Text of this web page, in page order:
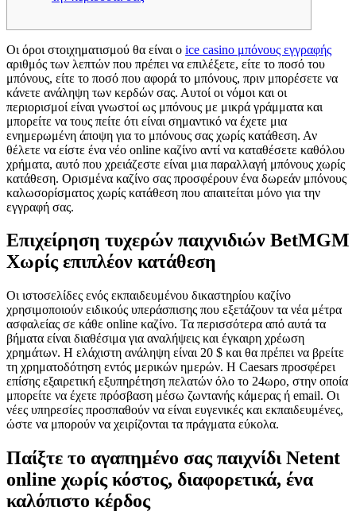
Οι όροι στοιχηματισμού θα είναι ο ice casino μπόνους εγγραφής
αριθμός των λεπτών που πρέπει να επιλέξετε, είτε το ποσό του
μπόνους, είτε το ποσό που αφορά το μπόνους, πριν μπορέσετε να
κάνετε ανάληψη των κερδών σας. Αυτοί οι νόμοι και οι
περιορισμοί είναι γνωστοί ως μπόνους με μικρά γράμματα και
μπορείτε να τους πείτε ότι είναι σημαντικό να έχετε μια
ενημερωμένη άποψη για το μπόνους σας χωρίς κατάθεση. Αν
θέλετε να είστε ένα νέο online καζίνο αντί να καταθέσετε καθόλου
χρήματα, αυτό που χρειάζεστε είναι μια παραλλαγή μπόνους χωρίς
κατάθεση. Ορισμένα καζίνο σας προσφέρουν ένα δωρεάν μπόνους
καλωσορίσματος χωρίς κατάθεση που απαιτείται μόνο για την
εγγραφή σας.
Επιχείρηση τυχερών παιχνιδιών BetMGM
Χωρίς επιπλέον κατάθεση
Οι ιστοσελίδες ενός εκπαιδευμένου δικαστηρίου καζίνο
χρησιμοποιούν ειδικούς υπεράσπισης που εξετάζουν τα νέα μέτρα
ασφαλείας σε κάθε online καζίνο. Τα περισσότερα από αυτά τα
βήματα είναι διαθέσιμα για αναλήψεις και έγκαιρη χρέωση
χρημάτων. Η ελάχιστη ανάληψη είναι 20 $ και θα πρέπει να βρείτε
τη χρηματοδότηση εντός μερικών ημερών. Η Caesars προσφέρει
επίσης εξαιρετική εξυπηρέτηση πελατών όλο το 24ωρο, στην οποία
μπορείτε να έχετε πρόσβαση μέσω ζωντανής κάμερας ή email. Οι
νέες υπηρεσίες προσπαθούν να είναι ευγενικές και εκπαιδευμένες,
ώστε να μπορούν να χειρίζονται τα πράγματα εύκολα.
Παίξτε το αγαπημένο σας παιχνίδι Netent
online χωρίς κόστος, διαφορετικά, ένα
καλόπιστο κέρδος